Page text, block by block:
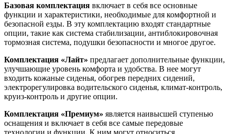
Базовая комплектация включает в себя все основные
функции и характеристики, необходимые для комфортной и
безопасной езды. В эту комплектацию входят стандартные
опции, такие как система стабилизации, антиблокировочная
тормозная система, подушки безопасности и многое другое.
Комплектация «Лайт» предлагает дополнительные функции,
улучшающие уровень комфорта и удобства. В нее могут
входить кожаные сиденья, обогрев передних сидений,
электрорегулировка водительского сиденья, климат-контроль,
круиз-контроль и другие опции.
Комплектация «Премиум» является наивысшей ступенью
оснащения и включает в себя все самые передовые
технологии и функции. К ним могут относиться